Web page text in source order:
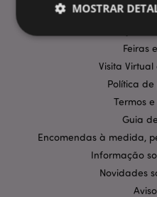
Feiras
Visita
Política
Termos
Guia
Encomendas à medida,
Informação
Novidades
MOSTRAR
Estritamente
Segmentação
Os cookies estritamente
funcionalidades centrais
de utilizador e gestão de
pode ser utilizado
estritamente necessários.